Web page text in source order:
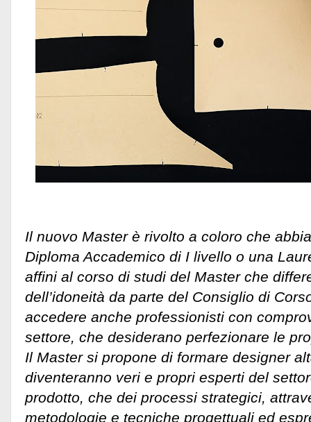
Il nuovo Master è rivolto a coloro che
Diploma Accademico di I livello o una
affini al corso di studi del Master che
dell’idoneità da parte del Consiglio di
accedere anche professionisti con
settore, che desiderano perfezionare le
Il Master si propone di formare designer
diventeranno veri e propri esperti del
prodotto, che dei processi strategici,
metodologie e tecniche progettuali ed